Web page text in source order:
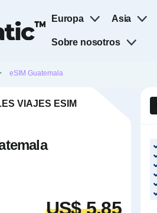
Europa Asia
Sobre nosotros
eSIM Guatemala
VIAJES ESIM
US$ 5.85